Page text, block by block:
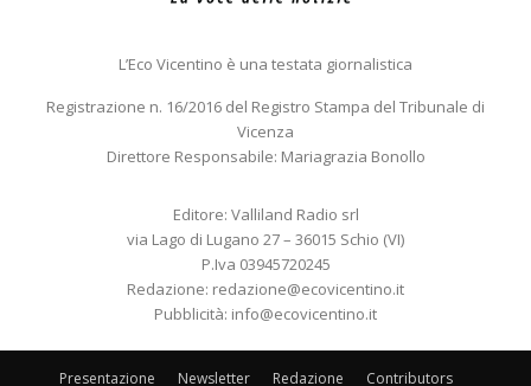
L’Eco Vicentino è una testata giornalistica
Registrazione n. 16/2016 del Registro Stampa del Tribunale di
Vicenza
Direttore Responsabile: Mariagrazia Bonollo
Editore: Valliland Radio srl
via Lago di Lugano 27 – 36015 Schio (VI)
P.Iva 03945720245
Redazione: redazione@ecovicentino.it
Pubblicità: info@ecovicentino.it
Presentazione Newsletter Redazione Contributors